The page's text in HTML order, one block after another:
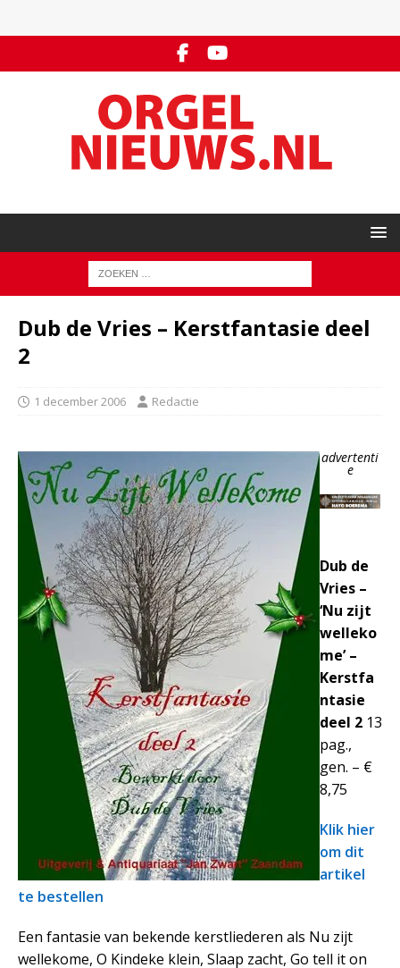
Dub de Vries – Kerstfantasie deel
2
1 december 2006 Redactie
advertenti
e
Dub de
Vries –
‘Nu zijt
welleko
me’ –
Kerstfa
ntasie
deel 2 13
pag.,
gen. – €
8,75
Klik hier
om dit
artikel
te bestellen
Een fantasie van bekende kerstliederen als Nu zijt
wellekome, O Kindeke klein, Slaap zacht, Go tell it on